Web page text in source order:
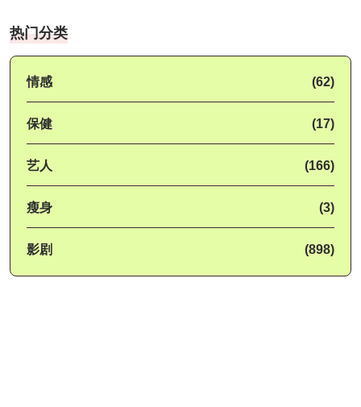
热门分类
情感 (62)
保健 (17)
艺人 (166)
瘦身 (3)
影剧 (898)